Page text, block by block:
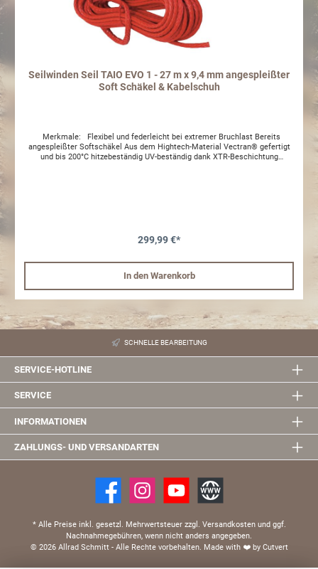
Seilwinden Seil TAIO EVO 1 - 27 m x 9,4 mm angespleißter
Soft Schäkel & Kabelschuh
Merkmale: Flexibel und federleicht bei extremer Bruchlast Bereits
angespleißter Softschäkel Aus dem Hightech-Material Vectran® gefertigt
und bis 200°C hitzebeständig UV-beständig dank XTR-Beschichtung
299,99 €*
In den Warenkorb
SCHNELLE BEARBEITUNG
SERVICE-HOTLINE
SERVICE
INFORMATIONEN
ZAHLUNGS- UND VERSANDARTEN
* Alle Preise inkl. gesetzl. Mehrwertsteuer zzgl. Versandkosten und ggf.
Nachnahmegebühren, wenn nicht anders angegeben.
© 2026 Allrad Schmitt - Alle Rechte vorbehalten. Made with ❤️by Cutvert